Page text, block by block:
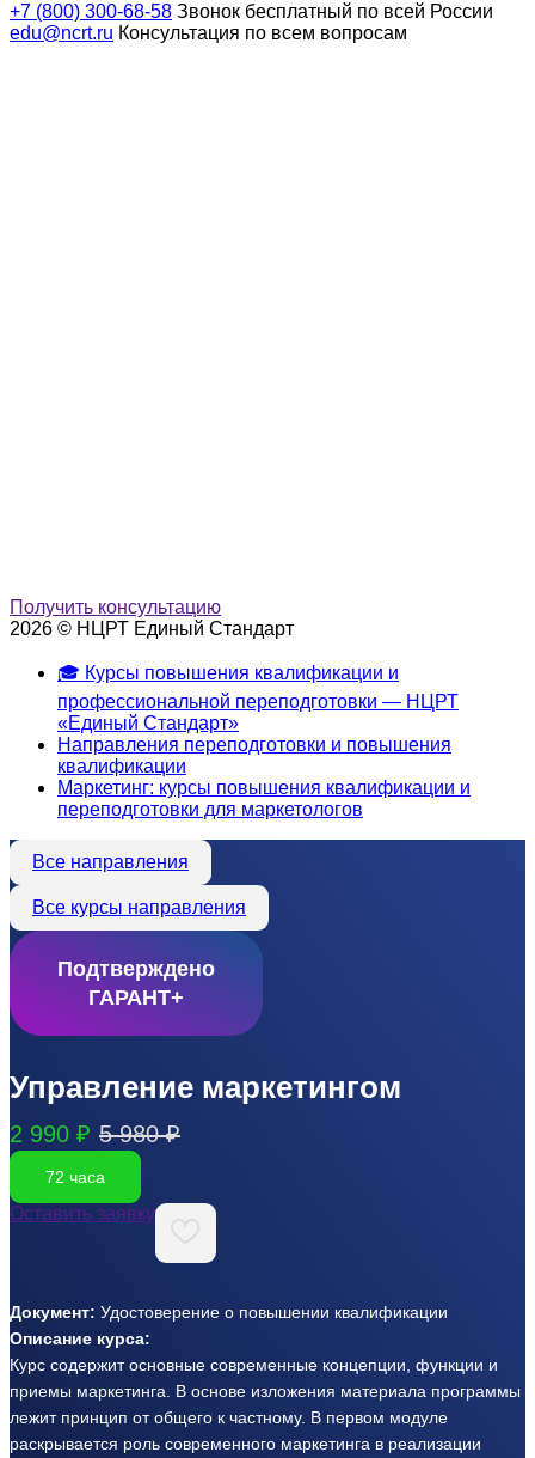
+7 (800) 300-68-58 Звонок бесплатный по всей России
edu@ncrt.ru Консультация по всем вопросам
Получить консультацию
2026 © НЦРТ Единый Стандарт
🎓 Курсы повышения квалификации и
профессиональной переподготовки — НЦРТ
«Единый Стандарт»
Направления переподготовки и повышения
квалификации
Маркетинг: курсы повышения квалификации и
переподготовки для маркетологов
Все направления
Все курсы направления
Управление маркетингом
2 990 ₽ 5 980 ₽
72 часа
Оставить заявку
Подтверждено
ГАРАНТ+
Документ: Удостоверение о повышении квалификации
Описание курса:
Курс содержит основные современные концепции, функции и
приемы маркетинга. В основе изложения материала программы
лежит принцип от общего к частному. В первом модуле
раскрывается роль современного маркетинга в реализации